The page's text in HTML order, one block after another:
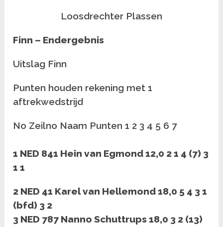
Loosdrechter Plassen
Finn – Endergebnis
Uitslag Finn
Punten houden rekening met 1
aftrekwedstrijd
No Zeilno Naam Punten 1 2 3 4 5 6 7
1 NED 841 Hein van Egmond 12,0 2 1 4 (7) 3
1 1
2 NED 41 Karel van Hellemond 18,0 5 4 3 1
(bfd) 3 2
3 NED 787 Nanno Schuttrups 18,0 3 2 (13)